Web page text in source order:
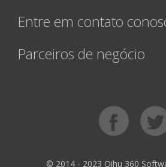
Entre em contato
Parceiros de negócio
© 2014 - 2023 Qihu 360